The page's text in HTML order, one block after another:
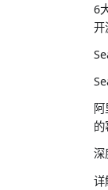
6
开
深
详